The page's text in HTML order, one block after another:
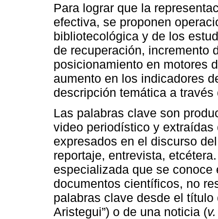
Para lograr que la
efectiva, se proponen
bibliotecológica y de los
de recuperación, incremento
posicionamiento en motores
aumento en los indicadores
descripción temática a
Las palabras clave son
video periodístico y
expresados en el discurso
reportaje, entrevista,
especializada que se
documentos científicos, no
palabras clave desde el título
Aristegui”) o de una noticia (